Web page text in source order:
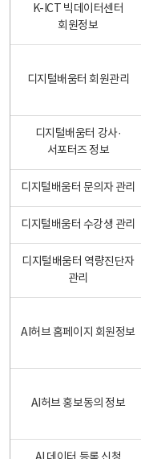
K-ICT 빅데이터센터
회원정보
디지털배움터 회원관리
디지털배움터 강사·
서포터즈 정보
디지털배움터 문의자 관리
디지털배움터 수강생 관리
디지털배움터 역량진단자
관리
AI허브 홈페이지 회원정보
AI허브 홍보동의 정보